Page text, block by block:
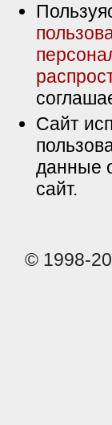
Сайт
данные
сайт.
© 1998-